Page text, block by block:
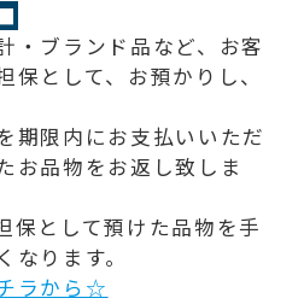
・ブランド品など、お客
として、お預かりし、
期限内にお支払いいただ
お品物をお返し致しま
保として預けた品物を手
ります。
ラから☆